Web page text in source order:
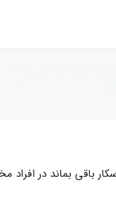
باقی بماند در